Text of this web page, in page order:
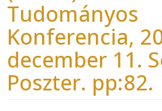
Tudományos
Konferencia,
december 11.
Poszter. pp:82.